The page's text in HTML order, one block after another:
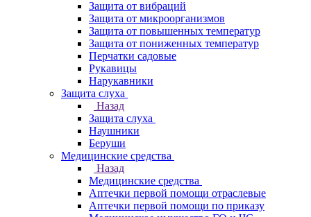
Защита от вибраций
Защита от микроорганизмов
Защита от повышенных температур
Защита от пониженных температур
Перчатки садовые
Рукавицы
Нарукавники
Защита слуха
Назад
Защита слуха
Наушники
Беруши
Медицинские средства
Назад
Медицинские средства
Аптечки первой помощи отраслевые
Аптечки первой помощи по приказу